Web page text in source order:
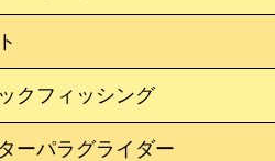
クフィッシング
ーパラグライダー